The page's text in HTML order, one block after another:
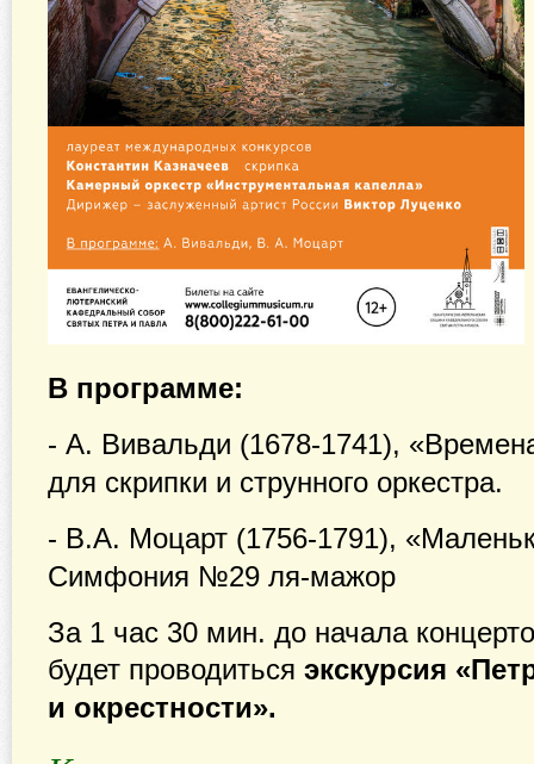
В программе:
- А. Вивальди (1678-1741),
для скрипки и струнного оркестра.
- В.А. Моцарт (1756-1791),
Симфония №29 ля-мажор
За 1 час 30 мин. до начала
будет проводиться экскурсия
и окрестности».